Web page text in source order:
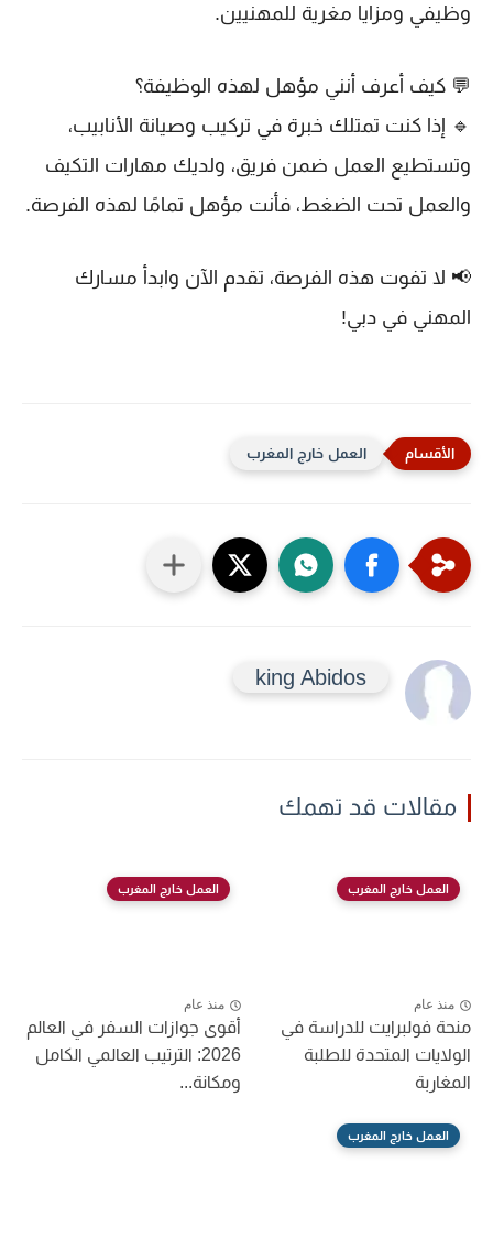
وظيفي ومزايا مغرية للمهنيين.
💬 كيف أعرف أنني مؤهل لهذه الوظيفة؟
🔹 إذا كنت تمتلك خبرة في تركيب وصيانة الأنابيب،
وتستطيع العمل ضمن فريق، ولديك مهارات التكيف
والعمل تحت الضغط، فأنت مؤهل تمامًا لهذه الفرصة.
📢 لا تفوت هذه الفرصة، تقدم الآن وابدأ مسارك
المهني في دبي!
العمل خارج المغرب
king Abidos
مقالات قد تهمك
العمل خارج المغرب
منذ عام
منحة فولبرايت للدراسة في
الولايات المتحدة للطلبة
المغاربة
العمل خارج المغرب
منذ عام
أقوى جوازات السفر في العالم
2026: الترتيب العالمي الكامل
ومكانة...
العمل خارج المغرب